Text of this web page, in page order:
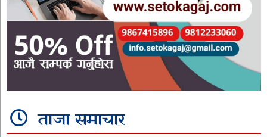
ताजा समाचार